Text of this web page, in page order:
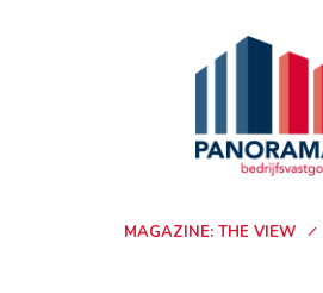
MAGAZINE: THE VIEW